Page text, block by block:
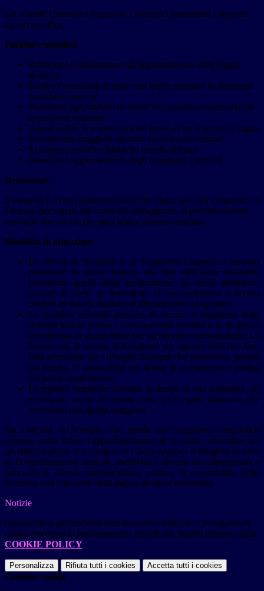
Gli Scambi Culturali e Soggiorni Linguistici presentano i seguenti
aspetti specifici:
Finalità e obiettivi
Rafforzare la motivazione all’apprendimento della lingua
straniera
Fornire l’occasione di usare una lingua straniera in situazioni
pratiche autentiche
Permettere agli studenti di vivere un’esperienza interculturale
in un paese straniero
Approfondire la conoscenza del paese di cui si studia la lingua
Favorire una maggiore apertura verso le altre culture
Sviluppare pratiche didattiche interdisciplinari
Garantire l’aggiornamento degli insegnanti coinvolti
Destinatari
Il Progetto è rivolto prioritariamente alle classi dei corsi Linguistico e
Tecnico, per i quali, nel corso del quinquennio, si prevede almeno
una delle due attività per ogni lingua straniera studiata.
Modalità di attuazione
Le attività di Scambio e di Soggiorno Linguistico saranno
presentate in prima istanza alla fine dell’anno scolastico
precedente quello della realizzazione. In modo definitivo,
durante il mese di Settembre, si concorderanno i diversi
progetti in sede di riunione di Dipartimento Linguistico .
Lo scambio culturale prevede, di norma, il soggiorno degli
studenti italiani presso i corrispondenti stranieri e la reciproca
accoglienza di questi ultimi per un periodo corrispondente. La
durata sarà, di norma, di 6-8 giorni per ognuna delle due fasi,
fatta eccezione per i Progetti Europei che prevedono periodi
più lunghi. E’ auspicabile che la fase di accoglienza si svolga
nel primo quadrimestre.
I soggiorni linguistici avranno la durata di una settimana, ad
eccezione, anche in questo caso, di Progetti finanziati che
prevedano una durata maggiore.
Sia l’attività di Scambio che quella del Soggiorno Linguistico
avranno come fulcro l’approfondimento di un tema concordato fra
gli Istituti partner. Il Consiglio di Classe approva il Progetto in sede
di Programmazione annuale, individua i docenti accompagnatori e
concorda le attività interdisciplinari relative. Il responsabile dello
Scambio sarà il docente della lingua straniera interessata.
Notizie
Questo sito o gli strumenti terzi da questo utilizzati si avvalgono di
cookie necessari al funzionamento ed utili alle finalità illustrate nella
COOKIE POLICY.
Personalizza Rifiuta tutti i cookies Accetta tutti i cookies
Gestione cookie